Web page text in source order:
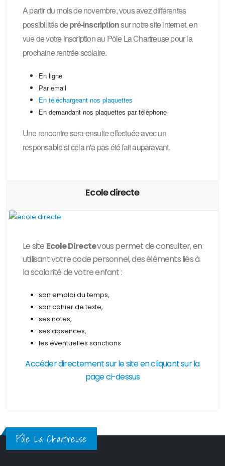
A partir du mois de novembre, vous avez différentes
possibilités depré-inscriptionsur notre site internet, en
vue de votre inscription au Pôle La Chartreuse pour la
prochaine rentrée scolaire.
En ligne
Par email
En téléchargeant nos plaquettes
En demandant nos plaquettes par téléphone
Une rencontre sera ensuite effectuée avec un
responsable si cela n'a pas été fait auparavant.
Ecole directe
Le site Ecole Directevous permet de consulter, en
utilisant votre code personnel, deséléments liés à
la scolarité de votre enfant :
son emploi du temps,
son cahier de texte,
ses notes,
ses absences,
les éventuelles sanctions
Accéder directement sur le site en cliquant sur la
page ci-dessus
Pôle La Chartreuse